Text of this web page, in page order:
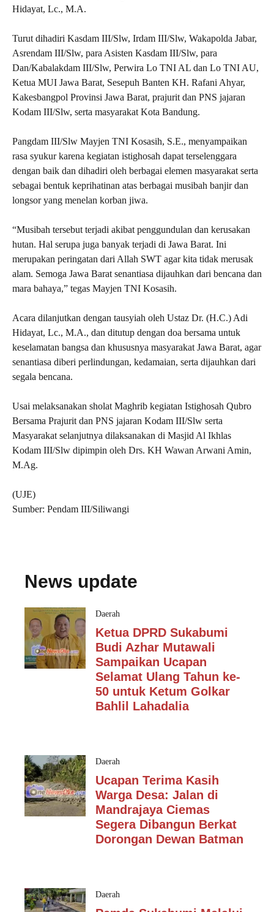
Hidayat, Lc., M.A.
Turut dihadiri Kasdam III/Slw, Irdam III/Slw, Wakapolda Jabar,
Asrendam III/Slw, para Asisten Kasdam III/Slw, para
Dan/Kabalakdam III/Slw, Perwira Lo TNI AL dan Lo TNI AU,
Ketua MUI Jawa Barat, Sesepuh Banten KH. Rafani Ahyar,
Kakesbangpol Provinsi Jawa Barat, prajurit dan PNS jajaran
Kodam III/Slw, serta masyarakat Kota Bandung.
Pangdam III/Slw Mayjen TNI Kosasih, S.E., menyampaikan
rasa syukur karena kegiatan istighosah dapat terselenggara
dengan baik dan dihadiri oleh berbagai elemen masyarakat serta
sebagai bentuk keprihatinan atas berbagai musibah banjir dan
longsor yang menelan korban jiwa.
“Musibah tersebut terjadi akibat penggundulan dan kerusakan
hutan. Hal serupa juga banyak terjadi di Jawa Barat. Ini
merupakan peringatan dari Allah SWT agar kita tidak merusak
alam. Semoga Jawa Barat senantiasa dijauhkan dari bencana dan
mara bahaya,” tegas Mayjen TNI Kosasih.
Acara dilanjutkan dengan tausyiah oleh Ustaz Dr. (H.C.) Adi
Hidayat, Lc., M.A., dan ditutup dengan doa bersama untuk
keselamatan bangsa dan khususnya masyarakat Jawa Barat, agar
senantiasa diberi perlindungan, kedamaian, serta dijauhkan dari
segala bencana.
Usai melaksanakan sholat Maghrib kegiatan Istighosah Qubro
Bersama Prajurit dan PNS jajaran Kodam III/Slw serta
Masyarakat selanjutnya dilaksanakan di Masjid Al Ikhlas
Kodam III/Slw dipimpin oleh Drs. KH Wawan Arwani Amin,
M.Ag.
(UJE)
Sumber: Pendam III/Siliwangi
News update
Daerah
Ketua DPRD Sukabumi
Budi Azhar Mutawali
Sampaikan Ucapan
Selamat Ulang Tahun ke-
50 untuk Ketum Golkar
Bahlil Lahadalia
Daerah
Ucapan Terima Kasih
Warga Desa: Jalan di
Mandrajaya Ciemas
Segera Dibangun Berkat
Dorongan Dewan Batman
Daerah